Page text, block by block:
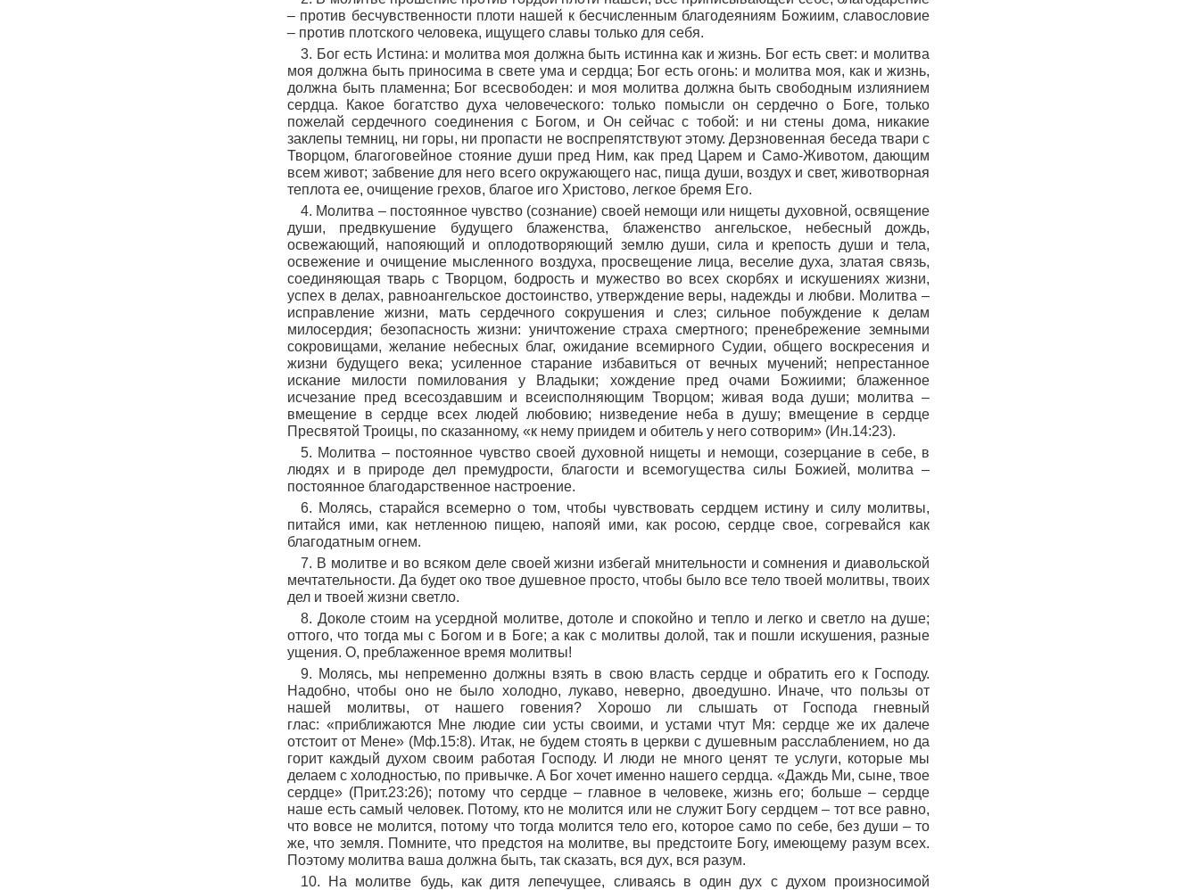
– против бесчувственности плоти нашей к бесчисленным благодеяниям Божиим, славословие
– против плотского человека, ищущего славы только для себя.
3. Бог есть Истина: и молитва моя должна быть истинна как и жизнь. Бог есть свет: и молитва
моя должна быть приносима в свете ума и сердца; Бог есть огонь: и молитва моя, как и жизнь,
должна быть пламенна; Бог всесвободен: и моя молитва должна быть свободным излиянием
сердца. Какое богатство духа человеческого: только помысли он сердечно о Боге, только
пожелай сердечного соединения с Богом, и Он сейчас с тобой: и ни стены дома, никакие
заклепы темниц, ни горы, ни пропасти не воспрепятствуют этому. Дерзновенная беседа твари с
Творцом, благоговейное стояние души пред Ним, как пред Царем и Само-Животом, дающим
всем живот; забвение для него всего окружающего нас, пища души, воздух и свет, животворная
теплота ее, очищение грехов, благое иго Христово, легкое бремя Его.
4. Молитва – постоянное чувство (сознание) своей немощи или нищеты духовной, освящение
души, предвкушение будущего блаженства, блаженство ангельское, небесный дождь,
освежающий, напояющий и оплодотворяющий землю души, сила и крепость души и тела,
освежение и очищение мысленного воздуха, просвещение лица, веселие духа, златая связь,
соединяющая тварь с Творцом, бодрость и мужество во всех скорбях и искушениях жизни,
успех в делах, равноангельское достоинство, утверждение веры, надежды и любви. Молитва –
исправление жизни, мать сердечного сокрушения и слез; сильное побуждение к делам
милосердия; безопасность жизни: уничтожение страха смертного; пренебрежение земными
сокровищами, желание небесных благ, ожидание всемирного Судии, общего воскресения и
жизни будущего века; усиленное старание избавиться от вечных мучений; непрестанное
искание милости помилования у Владыки; хождение пред очами Божиими; блаженное
исчезание пред всесоздавшим и всеисполняющим Творцом; живая вода души; молитва –
вмещение в сердце всех людей любовию; низведение неба в душу; вмещение в сердце
Пресвятой Троицы, по сказанному, «к нему приидем и обитель у него сотворим» (Ин.14:23).
5. Молитва – постоянное чувство своей духовной нищеты и немощи, созерцание в себе, в
людях и в природе дел премудрости, благости и всемогущества силы Божией, молитва –
постоянное благодарственное настроение.
6. Молясь, старайся всемерно о том, чтобы чувствовать сердцем истину и силу молитвы,
питайся ими, как нетленною пищею, напояй ими, как росою, сердце свое, согревайся как
благодатным огнем.
7. В молитве и во всяком деле своей жизни избегай мнительности и сомнения и диавольской
мечтательности. Да будет око твое душевное просто, чтобы было все тело твоей молитвы, твоих
дел и твоей жизни светло.
8. Доколе стоим на усердной молитве, дотоле и спокойно и тепло и легко и светло на душе;
оттого, что тогда мы с Богом и в Боге; а как с молитвы долой, так и пошли искушения, разные
ущения. О, преблаженное время молитвы!
9. Молясь, мы непременно должны взять в свою власть сердце и обратить его к Господу.
Надобно, чтобы оно не было холодно, лукаво, неверно, двоедушно. Иначе, что пользы от
нашей молитвы, от нашего говения? Хорошо ли слышать от Господа гневный
глас: «приближаются Мне людие сии усты своими, и устами чтут Мя: сердце же их далече
отстоит от Мене»(Мф.15:8). Итак, не будем стоять в церкви с душевным расслаблением, но да
горит каждый духом своим работая Господу. И люди не много ценят те услуги, которые мы
делаем с холодностью, по привычке. А Бог хочет именно нашего сердца. «Даждь Ми, сыне, твое
сердце» (Прит.23:26); потому что сердце – главное в человеке, жизнь его; больше – сердце
наше есть самый человек. Потому, кто не молится или не служит Богу сердцем – тот все равно,
что вовсе не молится, потому что тогда молится тело его, которое само по себе, без души – то
же, что земля. Помните, что предстоя на молитве, вы предстоите Богу, имеющему разум всех.
Поэтому молитва ваша должна быть, так сказать, вся дух, вся разум.
10. На молитве будь, как дитя лепечущее, сливаясь в один дух с духом произносимой